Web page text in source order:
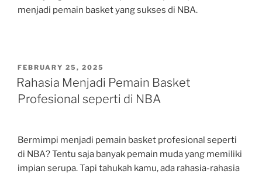
menjadi pemain basket yang sukses di NBA.
POSTED
ON
FEBRUARY 25, 2025
Rahasia Menjadi Pemain Basket
Profesional seperti di NBA
Bermimpi menjadi pemain basket profesional seperti
di NBA? Tentu saja banyak pemain muda yang memiliki
impian serupa. Tapi tahukah kamu, ada rahasia-rahasia